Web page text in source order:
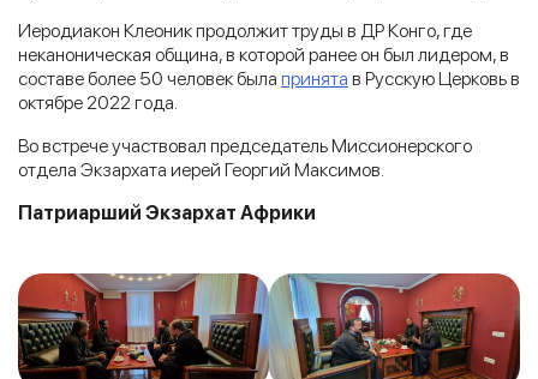
Иеродиакон Клеоник продолжит труды в ДР Конго, где
неканоническая община, в которой ранее он был лидером, в
составе более 50 человек была принята в Русскую Церковь в
октябре 2022 года.
Во встрече участвовал председатель Миссионерского
отдела Экзархата иерей Георгий Максимов.
Патриарший Экзархат Африки